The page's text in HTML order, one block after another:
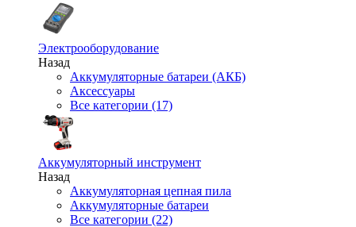
Электрооборудование
Назад
Аккумуляторные батареи (АКБ)
Аксессуары
Все категории (17)
Аккумуляторный инструмент
Назад
Аккумуляторная цепная пила
Аккумуляторные батареи
Все категории (22)